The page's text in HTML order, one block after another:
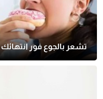
تشعر بالجوع فور